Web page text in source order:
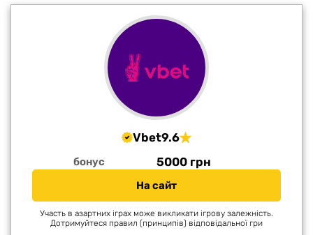
Vbet9.6
бонус 5000 грн
На сайт
Участь в азартних іграх може викликати ігрову залежність.
Дотримуйтеся правил (принципів) відповідальної гри